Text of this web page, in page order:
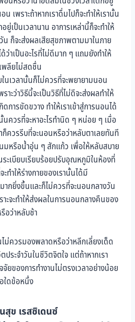
น เพราะถ้าหากเราดื่มไปก็จะทำให้เรานั้น
เป็นเวลานาน อาการเหล่านี้ก็จะทำให้
น ก็จะส่งผลเสียสุขภาพตามมาในภาย
าเป็นอะไรที่ไม่ดีมาก ๆ แถมยังทำให้
พลียไม่สดชื่น
นเวลานั้นก็ไม่ควรที่จะพยายามนอน
ะว่าวิธีนี้จะเป็นวิธีที่ไม่ดีจะส่งผลทำให้
การขัดขวาง ทำให้เราเข้าสู่การนอนได้
นควรที่จะหาอะไรทำนิด ๆ หน่อย ๆ เมื่อ
าก็ควรรีบที่จะนอนหรือว่าหลับตาเลยทันที
หรือน้ำอุ่น ๆ สักแก้ว เพื่อให้หลับสบาย
ะเบียบเรียบร้อยปรับอุณหภูมิในห้องที่
ทำให้ร่างกายของเรานั้นได้มี
ากยิ่งขึ้นและก็ไม่ควรที่จะนอนกลางวัน
าะจะทำให้ส่งผลในการนอนกลางคืนของ
อว่าหลับช้า
ไม่ควรมองพลาดหรือว่าหลีกเลี่ยงเด็ด
ประจำวันในชีวิตจิตใจ แต่ถ้าหากเรา
จัยของการทำงานไม่ตรงเวลาอย่างน้อย
ใดข้อหนึ่ง
สุข เรสซิเดนซ์